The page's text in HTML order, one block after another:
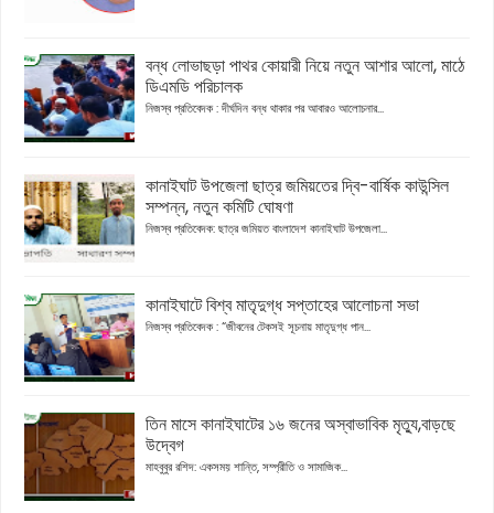
বন্ধ লোভাছড়া পাথর কোয়ারী নিয়ে নতুন আশার আলো, মাঠে
ডিএমডি পরিচালক
নিজস্ব প্রতিবেদক : দীর্ঘদিন বন্ধ থাকার পর আবারও আলোচনার...
কানাইঘাট উপজেলা ছাত্র জমিয়তের দ্বি-বার্ষিক কাউন্সিল
সম্পন্ন, নতুন কমিটি ঘোষণা
নিজস্ব প্রতিবেদক: ছাত্র জমিয়ত বাংলাদেশ কানাইঘাট উপজেলা...
কানাইঘাটে বিশ্ব মাতৃদুগ্ধ সপ্তাহের আলোচনা সভা
নিজস্ব প্রতিবেদক : “জীবনের টেকসই সূচনায় মাতৃদুগ্ধ পান...
তিন মাসে কানাইঘাটের ১৬ জনের অস্বাভাবিক মৃত্যু,বাড়ছে
উদ্বেগ
মাহবুবুর রশিদ: একসময় শান্তি, সম্প্রীতি ও সামাজিক...